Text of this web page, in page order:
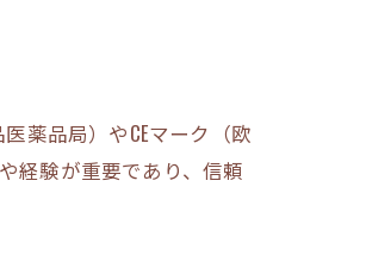
薬品局）やCEマーク（欧
経験が重要であり、信頼